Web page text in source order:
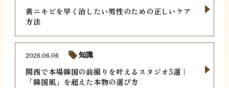
黄ニキビを早く治したい男性のための正しいケア
方法
関西で本場韓国の前撮りを叶えるスタジオ5選｜
「韓国風」を超えた本物の選び方
2026.06.06 知識